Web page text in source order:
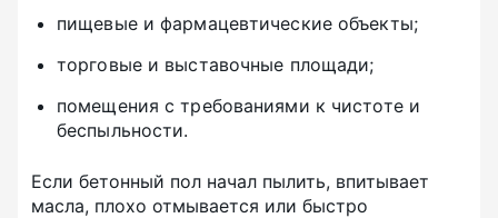
пищевые и фармацевтические объекты;
торговые и выставочные площади;
помещения с требованиями к чистоте и
беспыльности.
Если бетонный пол начал пылить, впитывает
масла, плохо отмывается или быстро